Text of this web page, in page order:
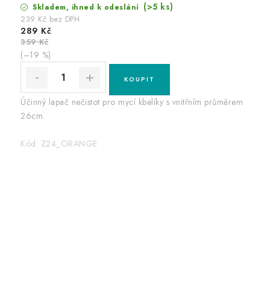
Skladem, ihned k odeslání (>5 ks)
239 Kč bez DPH
289 Kč
359 Kč
(–19 %)
Účinný lapač nečistot pro mycí kbelíky s vnitřním průměrem
26cm.
Kód: Z24_ORANGE